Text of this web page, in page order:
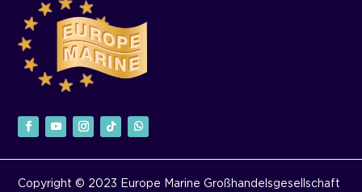
Copyright © 2023 Europe Marine Großhandelsgesellschaft